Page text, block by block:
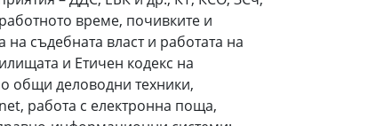
време, почивките и
съдебната власт и работата на
и Етичен кодекс на
общи деловодни техники,
работа с електронна поща,